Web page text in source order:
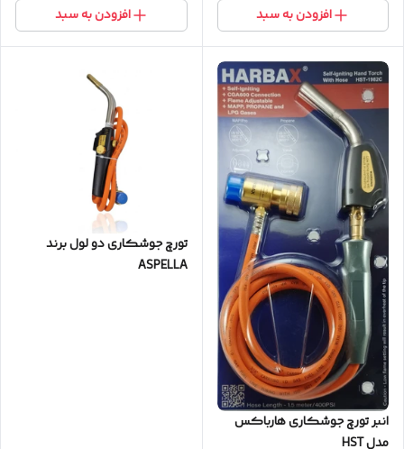
افزودن به سبد افزودن به سبد
انبر تورچ جوشکاری هارباکس
مدل HST
تورچ جوشکاری دو لول برند
ASPELLA